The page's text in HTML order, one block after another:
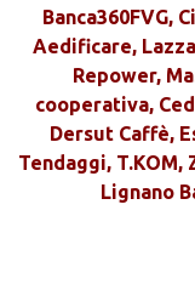
Banca360FVG,
Aedificare,
Repower,
cooperativa,
Dersut Caffè,
Tendaggi,
Lignano